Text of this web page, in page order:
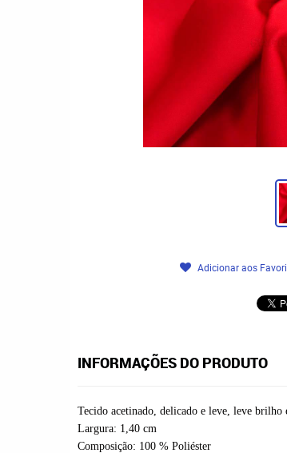
Adicionar aos
INFORMAÇÕES DO PRODUTO
Tecido acetinado, delicado e leve, leve brilho
Largura: 1,40 cm
Composição: 100 % Poliéster